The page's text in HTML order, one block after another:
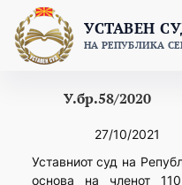
content
УСТАВЕН
НА РЕПУБЛИКА
У.бр.58/2020
27/10/2021
Уставниот суд на
основа на членот